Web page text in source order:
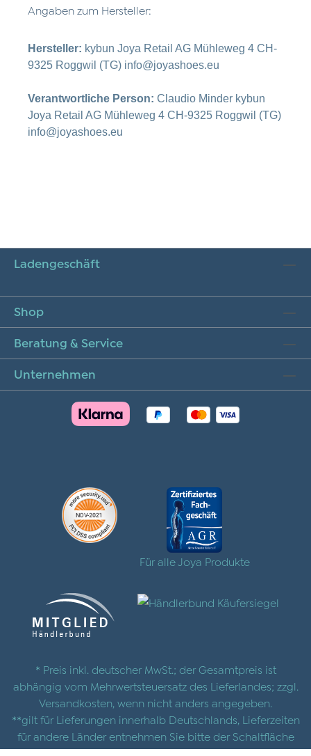
Angaben zum Hersteller:
Hersteller: kybun Joya Retail AG Mühleweg 4 CH-
9325 Roggwil (TG) info@joyashoes.eu
Verantwortliche Person: Claudio Minder kybun
Joya Retail AG Mühleweg 4 CH-9325 Roggwil (TG)
info@joyashoes.eu
Ladengeschäft
Shop
Beratung & Service
Unternehmen
Für alle Joya Produkte
* Preis inkl. deutscher MwSt.; der Gesamtpreis ist
abhängig vom Mehrwertsteuersatz des Lieferlandes; zzgl.
Versandkosten , wenn nicht anders angegeben.
**gilt für Lieferungen innerhalb Deutschlands, Lieferzeiten
für andere Länder entnehmen Sie bitte der Schaltfläche
mit denVersandinformationen